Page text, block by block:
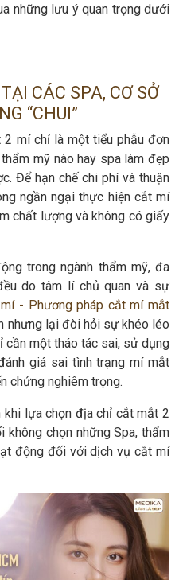
những lưu ý quan trọng dưới
CÁC SPA, CƠ SỞ
“CHUI”
2 mí chỉ là một tiểu phẫu đơn
mỹ nào hay spa làm đẹp
Để hạn chế chi phí và thuận
ngần ngại thực hiện cắt mí
chất lượng và không có giấy
trong ngành thẩm mỹ, đa
do tâm lí chủ quan và sự
- Phương pháp cắt mí mắt
nhưng lại đòi hỏi sự khéo léo
cần một tháo tác sai, sử dụng
giá sai tình trạng mí mắt
chứng nghiêm trọng.
khi lựa chọn địa chỉ cắt mắt 2
chọn những Spa, thẩm
động đối với dịch vụ cắt mí